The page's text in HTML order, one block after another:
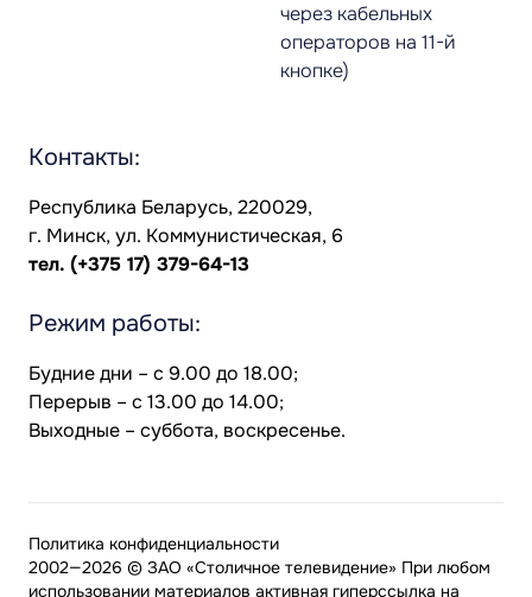
через кабельных
операторов на 11-й
кнопке)
Контакты:
Республика Беларусь, 220029,
г. Минск, ул. Коммунистическая, 6
тел. (+375 17) 379-64-13
Режим работы:
Будние дни – с 9.00 до 18.00;
Перерыв – с 13.00 до 14.00;
Выходные – суббота, воскресенье.
2002—2026 © ЗАО «Столичное телевидение» При любом
использовании материалов активная гиперссылка на
Политика конфиденциальности